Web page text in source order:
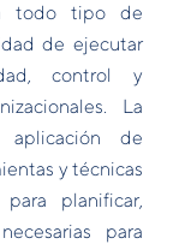
todo tipo de
de ejecutar
control y
La
de
y técnicas
planificar,
para